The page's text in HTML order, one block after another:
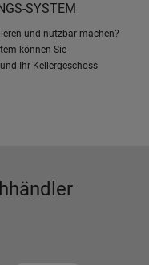
SYSTEM
und nutzbar machen?
können Sie
Ihr Kellergeschoss